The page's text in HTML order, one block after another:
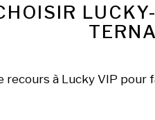
recours à Lucky VIP pour